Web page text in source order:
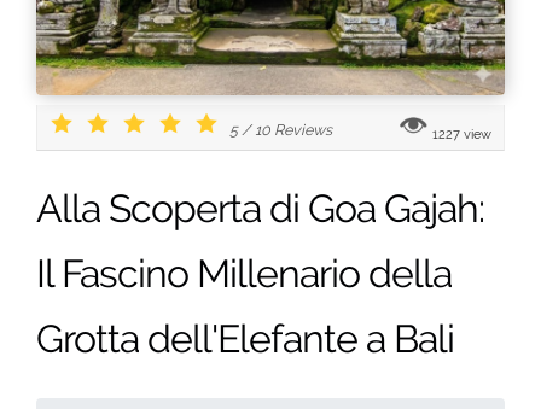
5/ 10 Reviews 1227 view
Alla Scoperta di Goa Gajah:
Il Fascino Millenario della
Grotta dell'Elefante a Bali